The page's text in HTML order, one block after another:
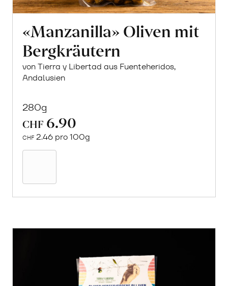
«Manzanilla» Oliven mit
Bergkräutern
von Tierra y Libertad aus Fuenteheridos,
Andalusien
280g
CHF 6.90
CHF 2.46 pro 100g